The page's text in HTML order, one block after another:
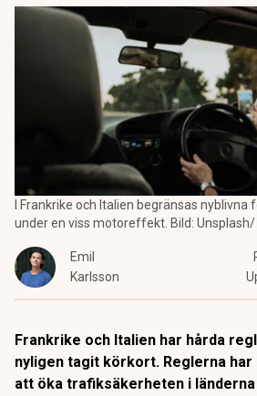
I Frankrike och Italien begränsas
under en viss motoreffekt. Bild: Unsplash/
Emil
Karlsson
Frankrike och Italien har hårda
nyligen tagit körkort. Reglerna
att öka trafiksäkerheten i